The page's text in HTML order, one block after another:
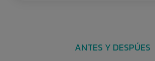
ANTES Y DESPÚES